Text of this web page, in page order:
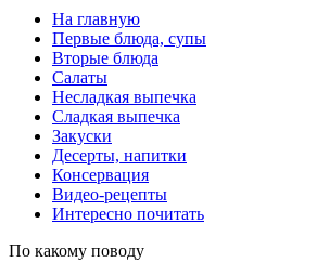
На главную
Первые блюда, супы
Вторые блюда
Салаты
Несладкая выпечка
Сладкая выпечка
Закуски
Десерты, напитки
Консервация
Видео-рецепты
Интересно почитать
По какому поводу